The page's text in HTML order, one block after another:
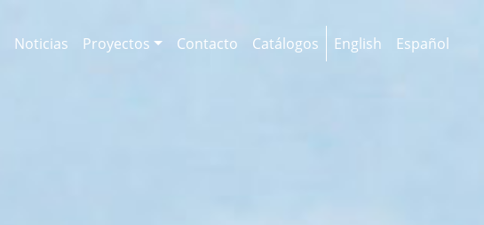
Noticias Proyectos Contacto Catálogos English Español